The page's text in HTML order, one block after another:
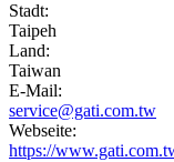
Stadt:
Taipeh
Land:
Taiwan
E-Mail:
service@gati.com.tw
Webseite:
https://